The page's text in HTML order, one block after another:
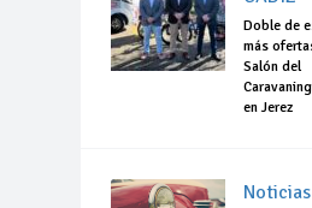
Doble de
más
Salón del
en Jerez
Noticias